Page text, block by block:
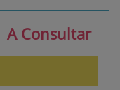
A Consultar